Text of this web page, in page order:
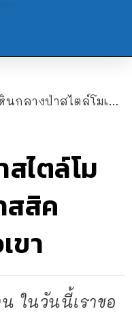
าสไตล์โมเดิร์น ความคลาสสิคท่ามกลางวิวทิวเขา
ไตล์โม
สสิค
ขา
ในวันนี้เราขอ